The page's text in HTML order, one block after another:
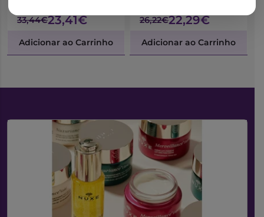
33,44€23,41€
Adicionar ao Carrinho
26,22€22,29€
Adicionar ao Carrinho